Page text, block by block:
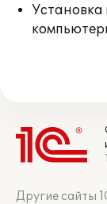
Установка
Другие сайты